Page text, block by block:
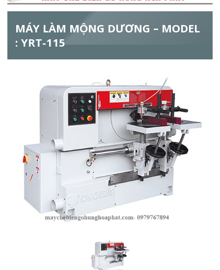
ẫ
MÁY LÀM MỘNG DƯƠNG – MODEL
: YRT-115